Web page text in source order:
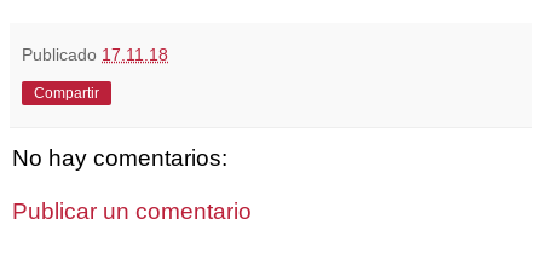
Publicado 17.11.18
Compartir
No hay comentarios:
Publicar un comentario